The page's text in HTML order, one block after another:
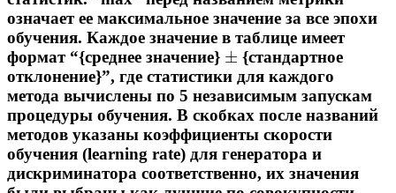
означает ее максимальное значение за все эпохи
обучения. Каждое значение в таблице имеет
формат “{среднее значение} ± {стандартное
отклонение}”, где статистики для каждого
метода вычислены по 5 независимым запускам
процедуры обучения. В скобках после названий
методов указаны коэффициенты скорости
обучения (learning rate) для генератора и
дискриминатора соответственно, их значения